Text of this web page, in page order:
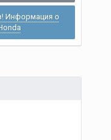
Информация о